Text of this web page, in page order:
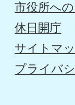
市役所へ
休日開庁
サイトマ
プライバ